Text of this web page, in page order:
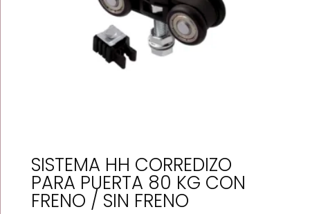
SISTEMA HH CORREDIZO
PARA PUERTA 80 KG CON
FRENO / SIN FRENO